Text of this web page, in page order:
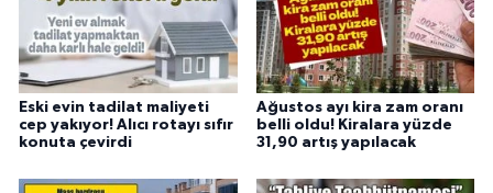
Eski evin tadilat maliyeti
cep yakıyor! Alıcı rotayı sıfır
konuta çevirdi
Ağustos ayı kira zam oranı
belli oldu! Kiralara yüzde
31,90 artış yapılacak